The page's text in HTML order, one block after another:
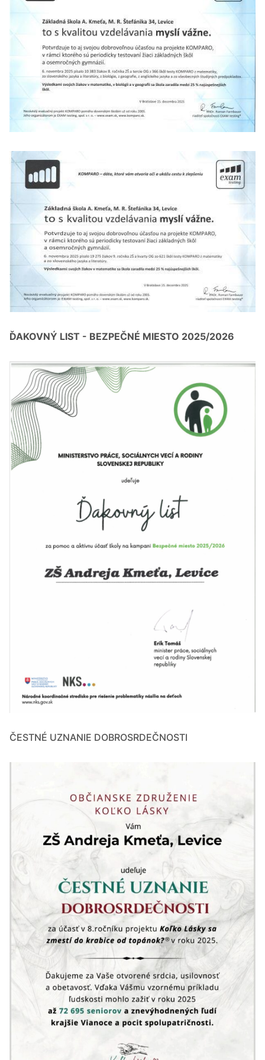
ĎAKOVNÝ LIST - BEZPEČNÉ MIESTO 2025/2026
ČESTNÉ UZNANIE DOBROSRDEČNOSTI